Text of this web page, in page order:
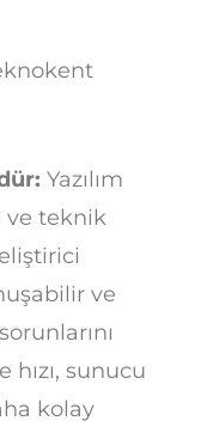
Yazılım
ve teknik
ve
hızı, sunucu
kolay